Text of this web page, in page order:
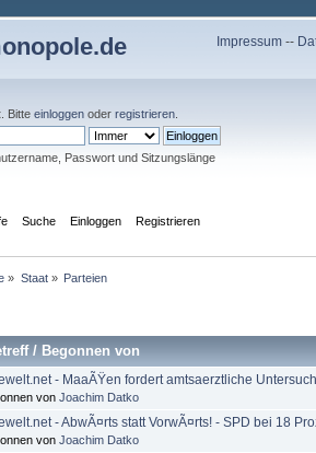
Impressum--
. Bitte einloggen oder registrieren
Passwort und Sitzungslänge
Suche Einloggen Registrieren
» Staat» Parteien
/Begonnen von
- MaaÃŸen fordert amtsaerztliche
von Joachim Datko
- AbwÃ¤rts statt VorwÃ¤rts! - SPD bei 18
von Joachim Datko